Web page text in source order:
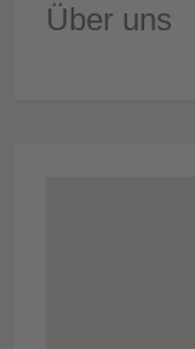
Über uns